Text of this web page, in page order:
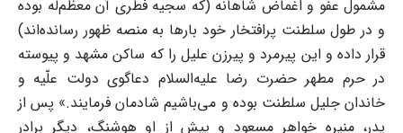
مشمول عفو و اغماض شاهانه (که سجیه فطری آن معظم‌له بوده
و در طول سلطنت پرافتخار خود بارها به منصه ظهور رسانده‌اند)
قرار داده و این پیرمرد و پیرزن علیل را که ساکن مشهد و پیوسته
در حرم مطهر حضرت رضا علیه‌السلام دعاگوی دولت علّیه و
خاندان جلیل سلطنت بوده و می‌باشیم شادمان فرمایند.» پس از
پدر، منیره خواهر مسعود و پیش از او هوشنگ، دیگر برادر